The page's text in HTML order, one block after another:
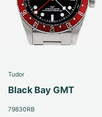
Tudor
Black Bay GMT
79830RB